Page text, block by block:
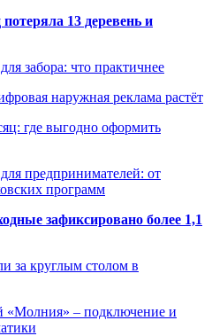
13 деревень и
забора: что практичнее
наружная реклама растёт
где выгодно оформить
предпринимателей: от
программ
зафиксировано более 1,1
за круглым столом в
«Молния» – подключение и